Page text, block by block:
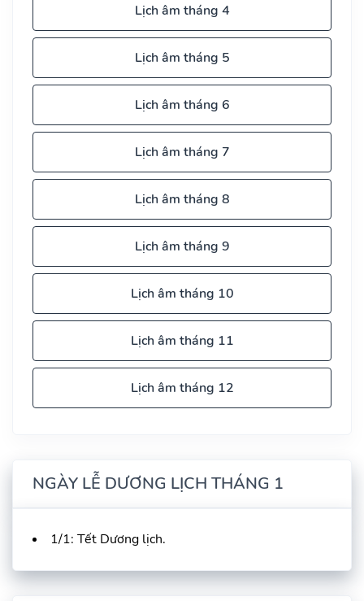
Lịch âm tháng 4
Lịch âm tháng 5
Lịch âm tháng 6
Lịch âm tháng 7
Lịch âm tháng 8
Lịch âm tháng 9
Lịch âm tháng 10
Lịch âm tháng 11
Lịch âm tháng 12
NGÀY LỄ DƯƠNG LỊCH THÁNG 1
1/1: Tết Dương lịch.